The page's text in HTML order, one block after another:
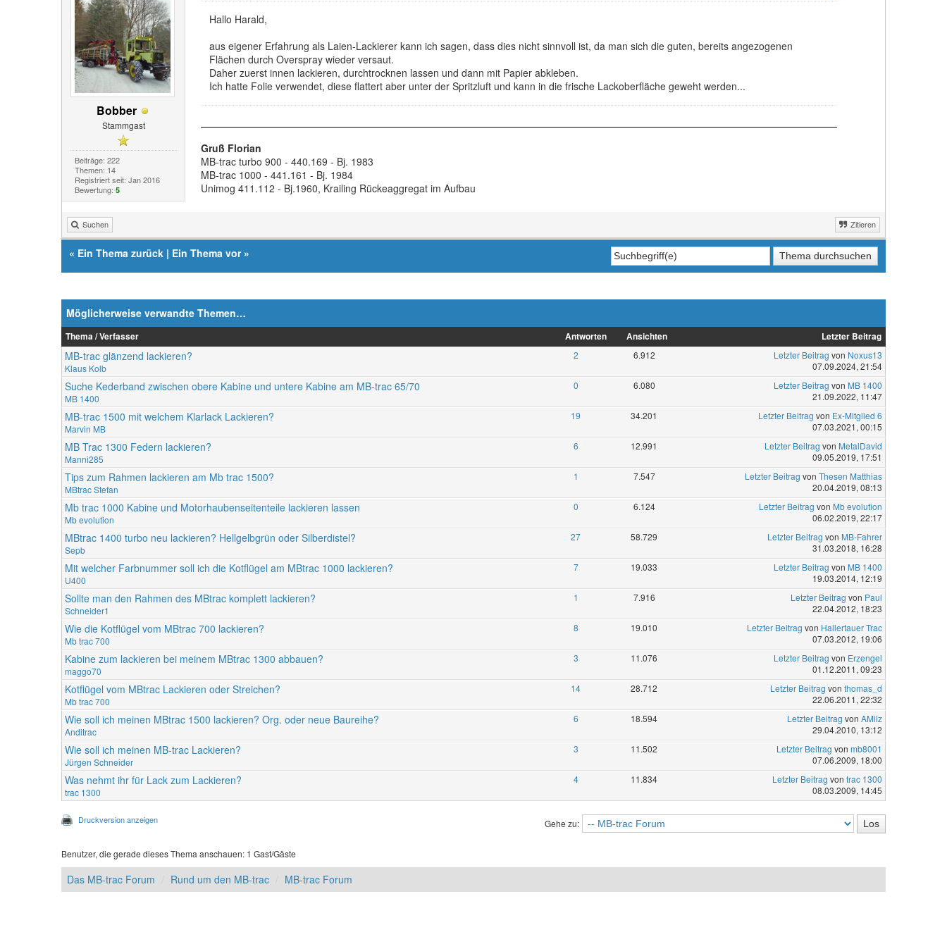
Bobber
Stammgast
Beiträge: 222
Themen: 14
Registriert seit: Jan 2016
Bewertung: 5
Hallo Harald,
aus eigener Erfahrung als Laien-Lackierer kann ich sagen, dass dies nicht sinnvoll ist, da man sich die guten, bereits angezogenen
Flächen durch Overspray wieder versaut.
Daher zuerst innen lackieren, durchtrocknen lassen und dann mit Papier abkleben.
Ich hatte Folie verwendet, diese flattert aber unter der Spritzluft und kann in die frische Lackoberfläche geweht werden...
Gruß Florian
MB-trac turbo 900 - 440.169 - Bj. 1983
MB-trac 1000 - 441.161 - Bj. 1984
Unimog 411.112 - Bj.1960, Krailing Rückeaggregat im Aufbau
Suchen Zitieren
« Ein Thema zurück | Ein Thema vor»
Möglicherweise verwandte Themen…
Thema / Verfasser Antworten Ansichten Letzter Beitrag
MB-trac glänzend lackieren?
Klaus Kolb
2 6.912 Letzter Beitrag von Noxus13
07.09.2024, 21:54
Suche Kederband zwischen obere Kabine und untere Kabine am MB-trac 65/70
MB 1400
0 6.080 Letzter Beitrag von MB 1400
21.09.2022, 11:47
MB-trac 1500 mit welchem Klarlack Lackieren?
Marvin MB
19 34.201 Letzter Beitrag von Ex-Mitglied 6
07.03.2021, 00:15
MB Trac 1300 Federn lackieren?
Manni285
6 12.991 Letzter Beitrag von MetalDavid
09.05.2019, 17:51
Tips zum Rahmen lackieren am Mb trac 1500?
MBtrac Stefan
1 7.547 Letzter Beitrag von Thesen Matthias
20.04.2019, 08:13
Mb trac 1000 Kabine und Motorhaubenseitenteile lackieren lassen
Mb evolution
0 6.124 Letzter Beitrag von Mb evolution
06.02.2019, 22:17
MBtrac 1400 turbo neu lackieren? Hellgelbgrün oder Silberdistel?
Sepb
27 58.729 Letzter Beitrag von MB-Fahrer
31.03.2018, 16:28
Mit welcher Farbnummer soll ich die Kotflügel am MBtrac 1000 lackieren?
U400
7 19.033 Letzter Beitrag von MB 1400
19.03.2014, 12:19
Sollte man den Rahmen des MBtrac komplett lackieren?
Schneider1
1 7.916 Letzter Beitrag von Paul
22.04.2012, 18:23
Wie die Kotflügel vom MBtrac 700 lackieren?
Mb trac 700
8 19.010 Letzter Beitrag von Hallertauer Trac
07.03.2012, 19:06
Kabine zum lackieren bei meinem MBtrac 1300 abbauen?
maggo70
3 11.076 Letzter Beitrag von Erzengel
01.12.2011, 09:23
Kotflügel vom MBtrac Lackieren oder Streichen?
Mb trac 700
14 28.712 Letzter Beitrag von thomas_d
22.06.2011, 22:32
Wie soll ich meinen MBtrac 1500 lackieren? Org. oder neue Baureihe?
Anditrac
6 18.594 Letzter Beitrag von AMilz
29.04.2010, 13:12
Wie soll ich meinen MB-trac Lackieren?
Jürgen Schneider
3 11.502 Letzter Beitrag von mb8001
07.06.2009, 18:00
Was nehmt ihr für Lack zum Lackieren?
trac 1300
4 11.834 Letzter Beitrag von trac 1300
08.03.2009, 14:45
Druckversion anzeigen Gehe zu:
Benutzer, die gerade dieses Thema anschauen: 1 Gast/Gäste
Das MB-trac Forum Rund um den MB-trac MB-trac Forum